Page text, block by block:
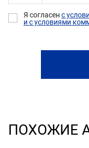
Я согласен с
и с условиями
ПОХОЖИЕ